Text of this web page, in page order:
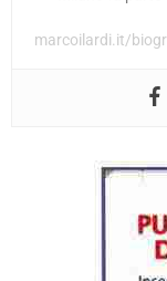
marcoilardi.it/